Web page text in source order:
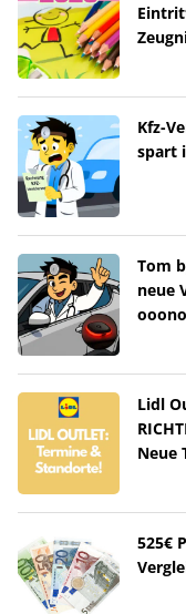
Kfz-
spart
Tom
neue
ooono
Lidl
Neue
525€